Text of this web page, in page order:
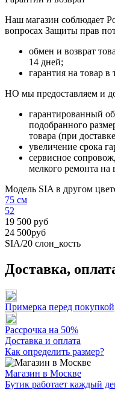
Наш магазин соблюдает
вопросах Защиты прав
обмен и возврат
14 дней;
гарантия на товар в
НО мы предоставляем и
гарантированный
подобранного
товара (при
увеличение срока
сервисное
мелкого ремонта на
Модель SIA в другом
75 см
52
19 500 руб
24 500руб
SIA/20 слон_кость
Доставка,
Примерка перед покупкой
Рассрочка на 50%
Доставка и оплата
Как определить размер?
Магазин в Москве
Бутик работает каждый